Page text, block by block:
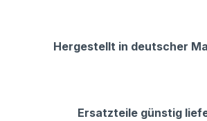
Hergestellt in deutscher
Ersatzteile günstig